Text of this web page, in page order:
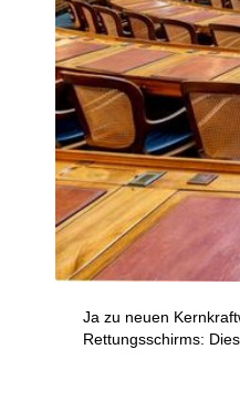
Ja zu neuen
Rettungsschirms: